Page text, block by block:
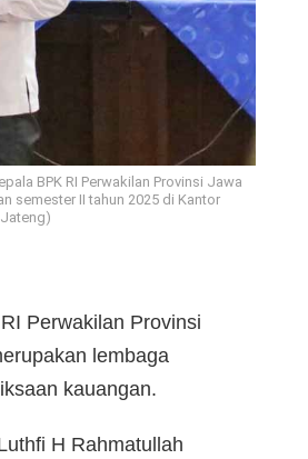
BPK RI Perwakilan Provinsi Jawa
semester II tahun 2025 di Kantor
Perwakilan Provinsi
lembaga
kauangan.
H Rahmatullah